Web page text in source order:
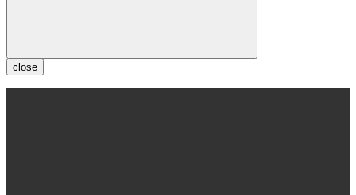
close